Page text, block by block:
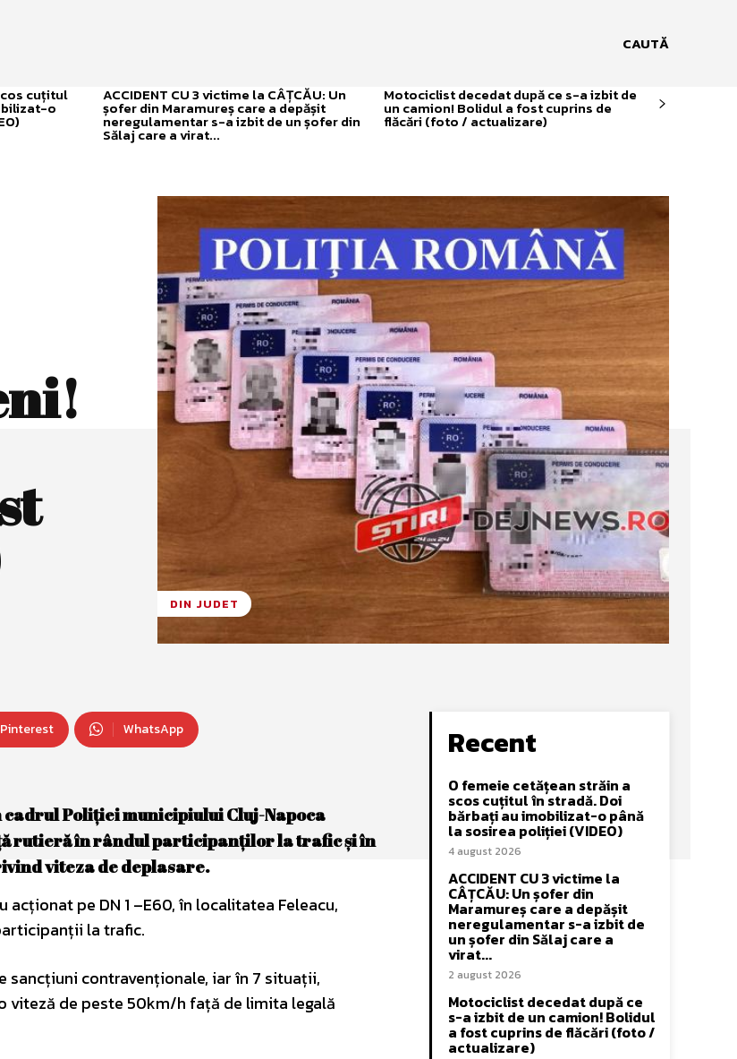
CAUTĂ
cuțitul
o
ACCIDENT CU 3 victime la CÂȚCĂU: Un
șofer din Maramureș care a depășit
neregulamentar s-a izbit de un șofer din
Sălaj care a virat...
Motociclist decedat după ce s-a izbit de
un camion! Bolidul a fost cuprins de
flăcări (foto / actualizare)
DIN JUDET
Pinterest WhatsApp
Poliției municipiului Cluj-Napoca
rutieră în rândul participanților la trafic și în
viteza de deplasare.
pe DN 1 –E60, în localitatea Feleacu,
la trafic.
contravenționale, iar în 7 situații,
de peste 50km/h față de limita legală
Recent
O femeie cetățean străin a
scos cuțitul în stradă. Doi
bărbați au imobilizat-o până
la sosirea poliției (VIDEO)
4 august 2026
ACCIDENT CU 3 victime la
CÂȚCĂU: Un șofer din
Maramureș care a depășit
neregulamentar s-a izbit de
un șofer din Sălaj care a
virat...
2 august 2026
Motociclist decedat după ce
s-a izbit de un camion! Bolidul
a fost cuprins de flăcări (foto /
actualizare)